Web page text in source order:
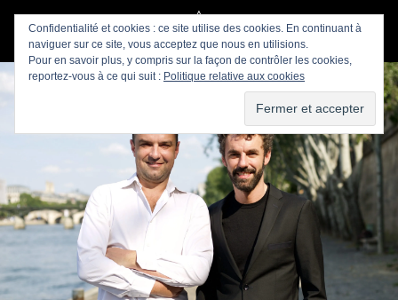
Confidentialité et cookies : ce site utilise des cookies. En continuant à
naviguer sur ce site, vous acceptez que nous en utilisions.
Pour en savoir plus, y compris sur la façon de contrôler les cookies,
reportez-vous à ce qui suit : Politique relative aux cookies